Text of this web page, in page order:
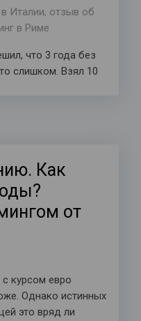
в Италии, отзыв об
в Риме
что 3 года без
слишком. Взял 10
Как
от
курсом евро
Однако истинных
это вряд ли